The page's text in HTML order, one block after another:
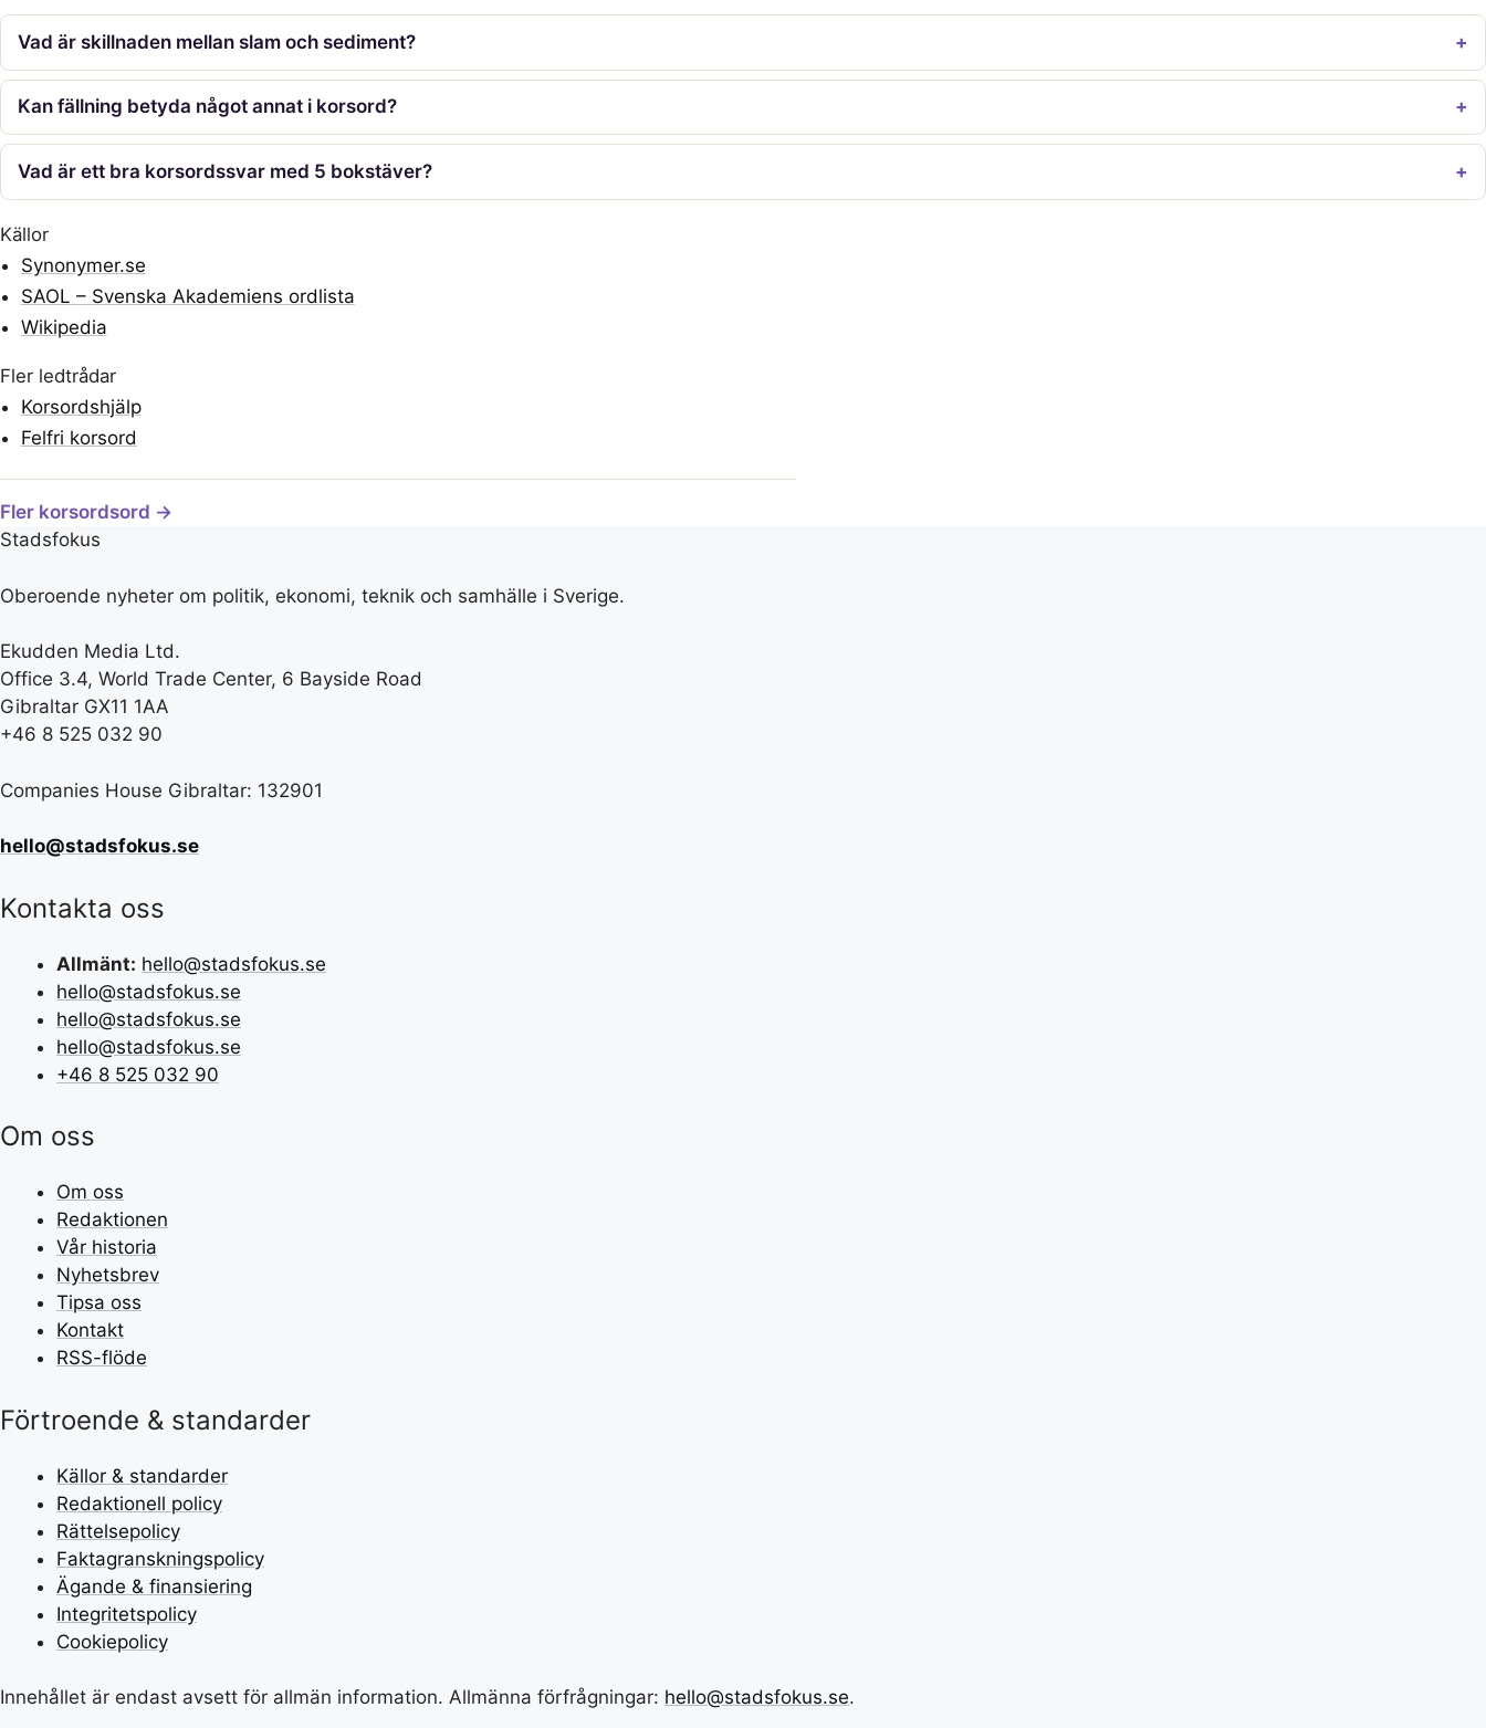
Vad är skillnaden mellan slam och sediment?
Kan fällning betyda något annat i korsord?
Vad är ett bra korsordssvar med 5 bokstäver?
Källor
Synonymer.se
SAOL – Svenska Akademiens ordlista
Wikipedia
Fler ledtrådar
Korsordshjälp
Felfri korsord
Fler korsordsord →
Stadsfokus
Oberoende nyheter om politik, ekonomi, teknik och samhälle i Sverige.
Ekudden Media Ltd.
Office 3.4, World Trade Center, 6 Bayside Road
Gibraltar GX11 1AA
+46 8 525 032 90
Companies House Gibraltar: 132901
hello@stadsfokus.se
Kontakta oss
Allmänt: hello@stadsfokus.se
hello@stadsfokus.se
hello@stadsfokus.se
hello@stadsfokus.se
+46 8 525 032 90
Om oss
Om oss
Redaktionen
Vår historia
Nyhetsbrev
Tipsa oss
Kontakt
RSS-flöde
Förtroende & standarder
Källor & standarder
Redaktionell policy
Rättelsepolicy
Faktagranskningspolicy
Ägande & finansiering
Integritetspolicy
Cookiepolicy
Innehållet är endast avsett för allmän information. Allmänna förfrågningar: hello@stadsfokus.se.